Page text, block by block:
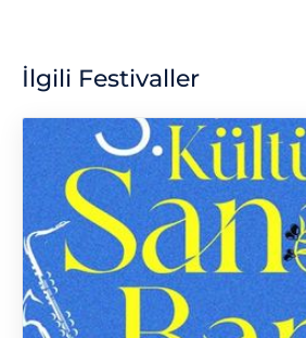
İlgili Festivaller